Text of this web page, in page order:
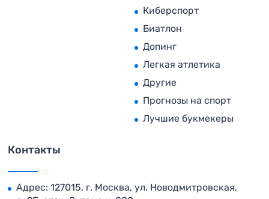
Киберспорт
Биатлон
Допинг
Легкая атлетика
Другие
Прогнозы на спорт
Лучшие букмекеры
Контакты
Адрес: 127015, г. Москва, ул. Новодмитровская,